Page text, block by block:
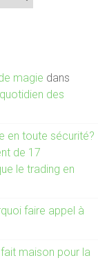
magie dans
des
en toute sécurité?
de 17
le trading en
faire appel à
maison pour la